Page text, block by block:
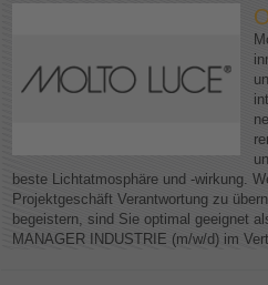
beste Lichtatmosphäre und -wirkung.
Projektgeschäft Verantwortung zu
begeistern, sind Sie optimal geeignet
MANAGER INDUSTRIE (m/w/d) im